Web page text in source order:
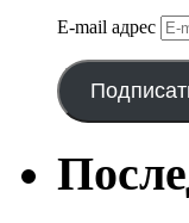
E-mail адрес